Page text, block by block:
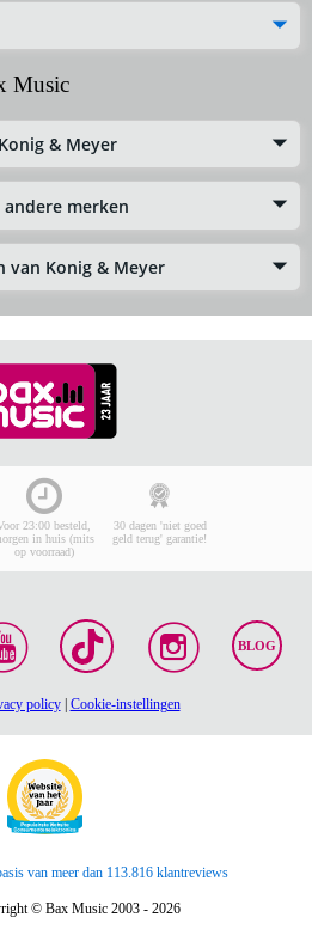
Music
& Meyer
merken
van Konig & Meyer
23:00 besteld,
in huis (mits
op voorraad)
30 dagen 'niet goed
geld terug' garantie!
BLOG
policy| Cookie-instellingen
van meer dan 113.816 klantreviews
© Bax Music 2003 - 2026